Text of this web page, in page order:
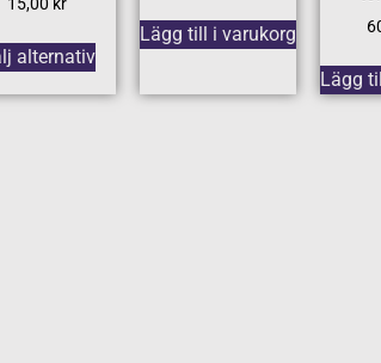
15,00 kr
alternativ
Lägg till i varukorg
Lägg